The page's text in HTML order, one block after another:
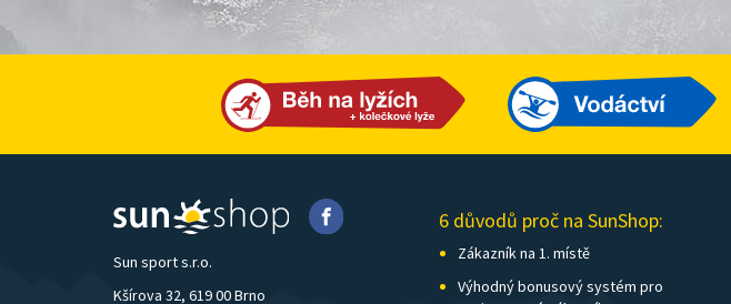
Sun sport s.r.o.
Kšírova 32, 619 00 Brno
6 důvodů proč na SunShop:
Zákazník na 1. místě
Výhodný bonusový systém pro